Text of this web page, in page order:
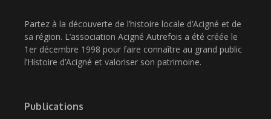
Partez à la découverte de l’histoire locale d’Acigné et de
sa région. L’association Acigné Autrefois a été créée le
1er décembre 1998 pour faire connaître au grand public
l’Histoire d’Acigné et valoriser son patrimoine.
Publications